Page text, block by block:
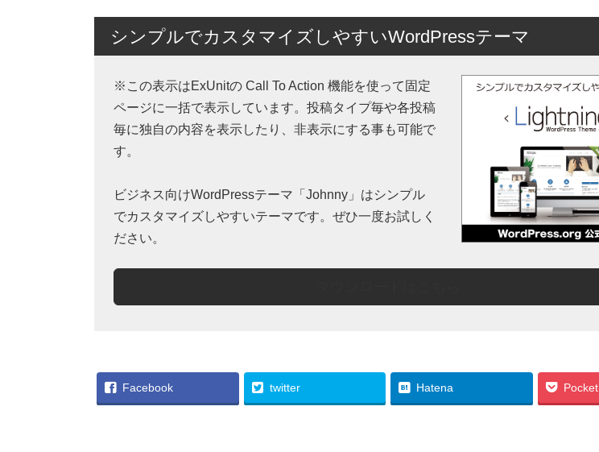
シンプルでカスタマイズしやすいWordPressテーマ
※この表示はExUnitの Call To Action 機能を使って固定
ページに一括で表示しています。投稿タイプ毎や各投稿
毎に独自の内容を表示したり、非表示にする事も可能で
す。
ビジネス向けWordPressテーマ「Johnny」はシンプル
でカスタマイズしやすいテーマです。ぜひ一度お試しく
ださい。
Facebook twitter Hatena Pocket